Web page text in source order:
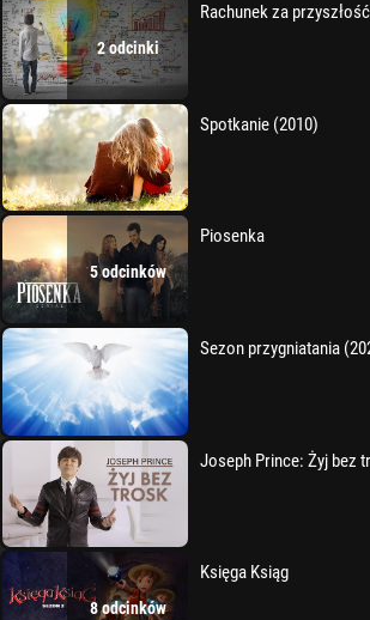
2 odcinki
Rachunek za przyszłość
Spotkanie (2010)
5 odcinków
Piosenka
Sezon przygniatania
Joseph Prince: Żyj bez
8 odcinków
Księga Ksiąg